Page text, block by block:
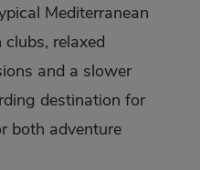
Mediterranean
relaxed
and a slower
destination for
both adventure